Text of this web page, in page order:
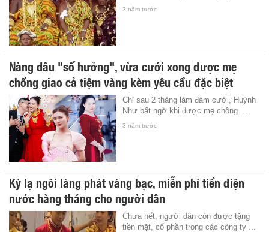
3 năm trước
Nàng dâu "số hưởng", vừa cưới xong được mẹ
chồng giao cả tiệm vàng kèm yêu cầu đặc biệt
Chỉ sau 2 tháng làm đám cưới, Huỳnh
Như bất ngờ khi được mẹ chồng ...
3 năm trước
Kỳ lạ ngôi làng phát vàng bạc, miễn phí tiền điện
nước hàng tháng cho người dân
Chưa hết, người dân còn được tặng
tiền mặt, cổ phần trong các công ty ...